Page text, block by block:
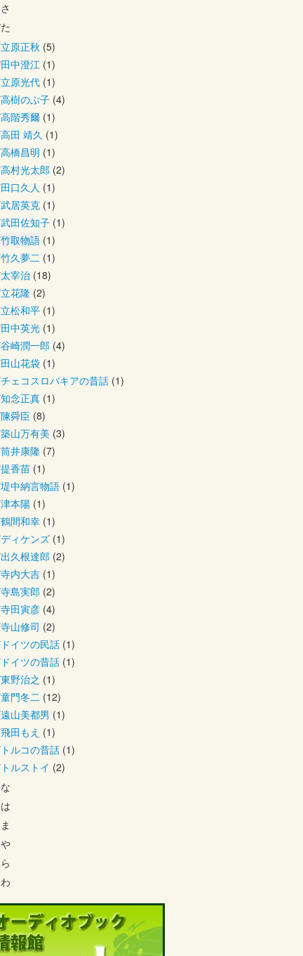
さ
た
立原正秋 (5)
田中澄江 (1)
立原光代 (1)
高樹のぶ子 (4)
高階秀爾 (1)
高田 靖久 (1)
高橋昌明 (1)
高村光太郎 (2)
田口久人 (1)
武居英克 (1)
武田佐知子 (1)
竹取物語 (1)
竹久夢二 (1)
太宰治 (18)
立花隆 (2)
立松和平 (1)
田中英光 (1)
谷崎潤一郎 (4)
田山花袋 (1)
チェコスロバキアの昔話 (1)
知念正真 (1)
陳舜臣 (8)
築山万有美 (3)
筒井康隆 (7)
提香苗 (1)
堤中納言物語 (1)
津本陽 (1)
鶴間和幸 (1)
ディケンズ (1)
出久根達郎 (2)
寺内大吉 (1)
寺島実郎 (2)
寺田寅彦 (4)
寺山修司 (2)
ドイツの民話 (1)
ドイツの昔話 (1)
東野治之 (1)
童門冬二 (12)
遠山美都男 (1)
飛田もえ (1)
トルコの昔話 (1)
トルストイ (2)
な
は
ま
や
ら
わ